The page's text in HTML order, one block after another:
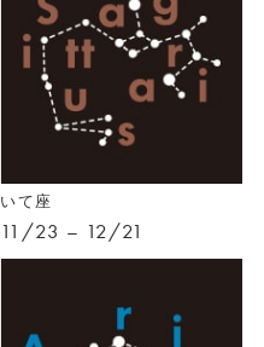
いて座
11/23 – 12/21